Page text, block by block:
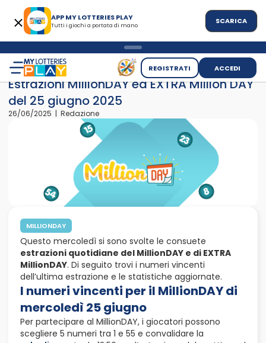
APP MY LOTTERIES PLAY
Tutti i giochi a portata di mano SCARICA
REGISTRATI ACCEDI
Home>News> Estrazioni MillionDAY ed EXTRA Million DAY
Estrazioni MillionDAY ed EXTRA Million DAY
del 25 giugno 2025
26/06/2025 | Redazione
MILLIONDAY
Questo mercoledì si sono svolte le consuete
estrazioni quotidiane del MillionDAY e di EXTRA
MillionDAY. Di seguito trovi i numeri vincenti
dell’ultima estrazione e le statistiche aggiornate.
I numeri vincenti per il MillionDAY di
mercoledì 25 giugno
Per partecipare al MillionDAY, i giocatori possono
scegliere 5 numeri tra 1 e 55 e convalidare la